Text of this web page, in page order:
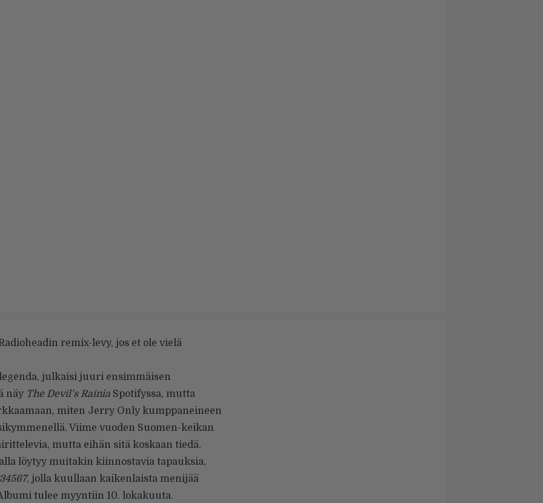
remix-levy, jos et ole vielä
julkaisi juuri ensimmäisen
näy The Devil’s Rainia Spotifyssa, mutta
miten Jerry Only kumppaneineen
Viime vuoden Suomen-keikan
mutta eihän sitä koskaan tiedä.
löytyy muitakin kiinnostavia tapauksia,
, jolla kuullaan kaikenlaista menijää
tulee myyntiin 10. lokakuuta.